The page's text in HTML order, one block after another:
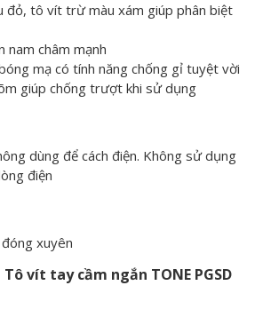
đỏ, tô vít trừ màu xám giúp phân biệt
nam châm mạnh
mạ có tính năng chống gỉ tuyệt vời
giúp chống trượt khi sử dụng
dùng để cách điện. Không sử dụng
điện
xuyên
vít tay cầm ngắn TONE PGSD